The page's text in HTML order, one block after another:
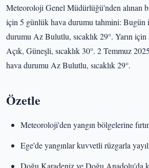
Meteoroloji Genel Müdürlüğü'nden alınan
için 5 günlük hava durumu tahmini: Bugün
durumu Az Bulutlu, sıcaklık 29°. Yarın
Açık, Güneşli, sıcaklık 30°. 2 Temmuz
hava durumu Az Bulutlu, sıcaklık 29°.
Özetle
Meteoroloji'den yangın bölgelerine
Ege'de yangınlar kuvvetli rüzgarla